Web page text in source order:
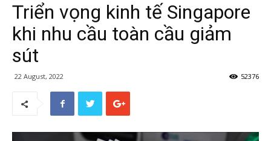
Triển vọng kinh tế Singapore
khi nhu cầu toàn cầu giảm
sút
22 August, 2022 52376